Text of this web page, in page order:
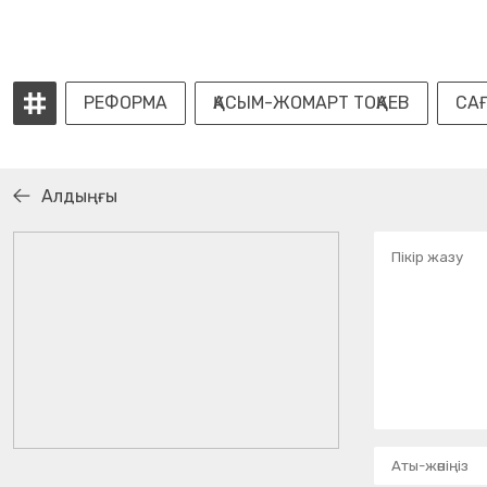
РЕФОРМА ҚАСЫМ-ЖОМАРТ ТОҚАЕВ
Алдыңғы